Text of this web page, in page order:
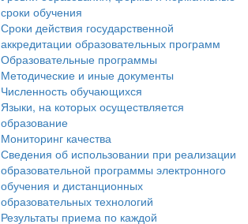
сроки обучения
Сроки действия государственной
аккредитации образовательных программ
Образовательные программы
Методические и иные документы
Численность обучающихся
Языки, на которых осуществляется
образование
Мониторинг качества
Сведения об использовании при реализации
образовательной программы электронного
обучения и дистанционных
образовательных технологий
Результаты приема по каждой